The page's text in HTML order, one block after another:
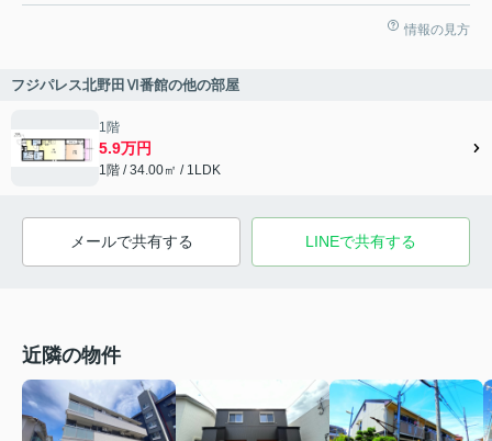
情報の見方
フジパレス北野田Ⅵ番館の他の部屋
1階
5.9万円
1階 / 34.00㎡ / 1LDK
メールで共有する LINEで共有する
近隣の物件